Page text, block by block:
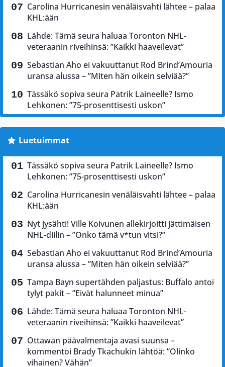
Carolina Hurricanesin venäläisvahti lähtee – palaa
KHL:ään
Lähde: Tämä seura haluaa Toronton NHL-
veteraanin riveihinsä: ”Kaikki haaveilevat”
Sebastian Aho ei vakuuttanut Rod Brind’Amouria
uransa alussa – ”Miten hän oikein selviää?”
Tässäkö sopiva seura Patrik Laineelle? Ismo
Lehkonen: ”75-prosenttisesti uskon”
Luetuimmat
Tässäkö sopiva seura Patrik Laineelle? Ismo
Lehkonen: ”75-prosenttisesti uskon”
Carolina Hurricanesin venäläisvahti lähtee – palaa
KHL:ään
Nyt jysähti! Ville Koivunen allekirjoitti jättimäisen
NHL-diilin – ”Onko tämä v*tun vitsi?”
Sebastian Aho ei vakuuttanut Rod Brind’Amouria
uransa alussa – ”Miten hän oikein selviää?”
Tampa Bayn supertähden paljastus: Buffalo antoi
tylyt pakit – ”Eivät halunneet minua”
Lähde: Tämä seura haluaa Toronton NHL-
veteraanin riveihinsä: ”Kaikki haaveilevat”
Ottawan päävalmentaja avasi suunsa –
kommentoi Brady Tkachukin lähtöä: ”Olinko
vihainen? Vähän”